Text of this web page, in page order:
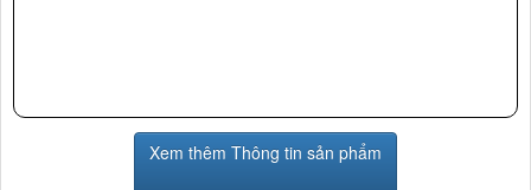
Xem thêm Thông tin sản phẩm